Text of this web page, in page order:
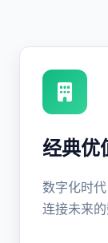
经典优
数字化时
连接未来